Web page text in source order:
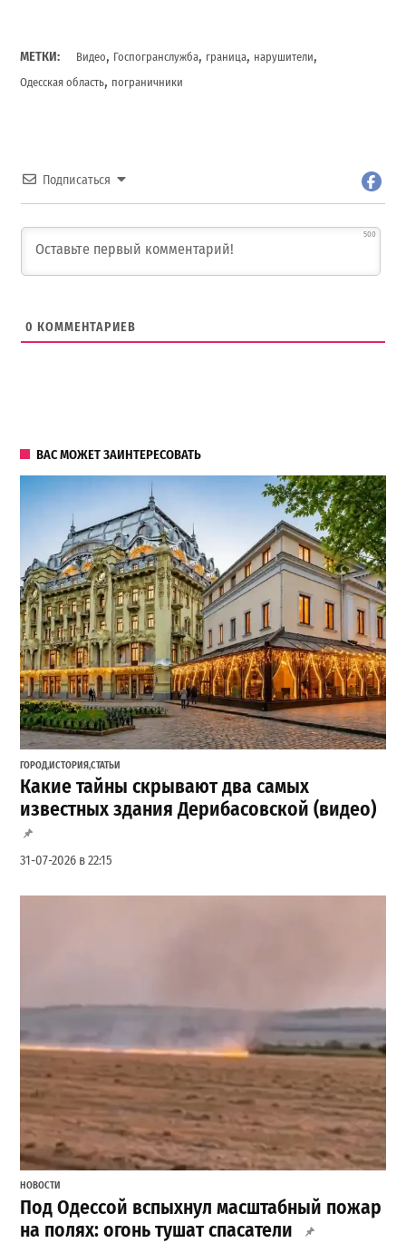
МЕТКИ: Видео, Госпогранслужба, граница, нарушители,
Одесская область, пограничники
Подписаться
500
0 КОММЕНТАРИЕВ
ВАС МОЖЕТ ЗАИНТЕРЕСОВАТЬ
ГОРОД,ИСТОРИЯ,СТАТЬИ
Какие тайны скрывают два самых
известных здания Дерибасовской (видео)
31-07-2026 в 22:15
НОВОСТИ
Под Одессой вспыхнул масштабный пожар
на полях: огонь тушат спасатели